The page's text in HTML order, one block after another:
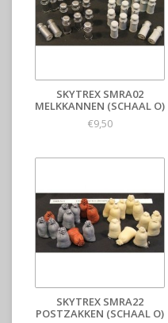
SKYTREX SMRA02
MELKKANNEN (SCHAAL O)
€9,50
SKYTREX SMRA22
POSTZAKKEN (SCHAAL O)